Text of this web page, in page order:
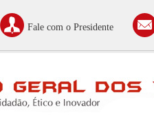
Fale com o Presidente